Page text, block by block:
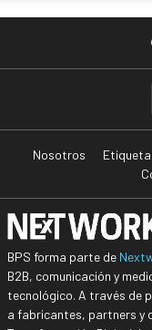
Nosotros
BPS forma parte de
B2B, comunicación y
tecnológico. A través de
a fabricantes, partners y